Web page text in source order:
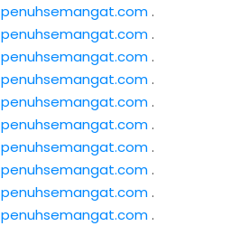
penuhsemangat.com.
penuhsemangat.com.
penuhsemangat.com.
penuhsemangat.com.
penuhsemangat.com.
penuhsemangat.com.
penuhsemangat.com.
penuhsemangat.com.
penuhsemangat.com.
penuhsemangat.com.